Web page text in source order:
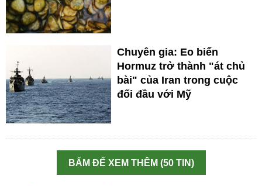
Chuyên gia: Eo biển
Hormuz trở thành "át chủ
bài" của Iran trong cuộc
đối đầu với Mỹ
BẤM ĐỂ XEM THÊM (50 TIN)